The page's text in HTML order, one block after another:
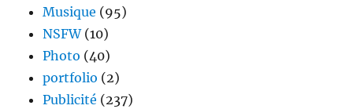
Musique (95)
NSFW(10)
Photo (40)
portfolio (2)
Publicité (237)